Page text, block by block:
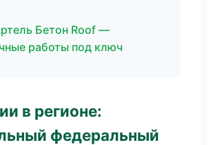
Бетон Roof —
работы под ключ
в регионе:
федеральный